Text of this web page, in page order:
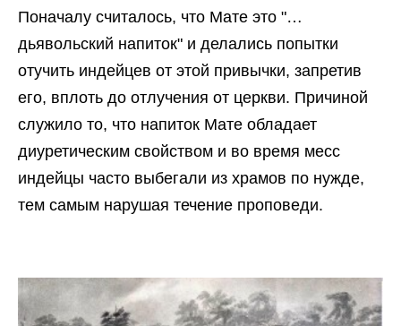
Поначалу считалось, что Мате это "…
дьявольский напиток" и делались попытки
отучить индейцев от этой привычки, запретив
его, вплоть до отлучения от церкви. Причиной
служило то, что напиток Мате обладает
диуретическим свойством и во время месс
индейцы часто выбегали из храмов по нужде,
тем самым нарушая течение проповеди.